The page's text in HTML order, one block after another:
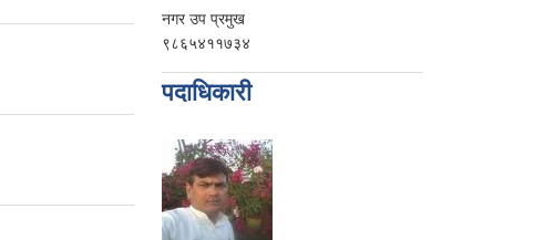
नगर उप प्रमुख
९८६५४११७३४
पदाधिकारी